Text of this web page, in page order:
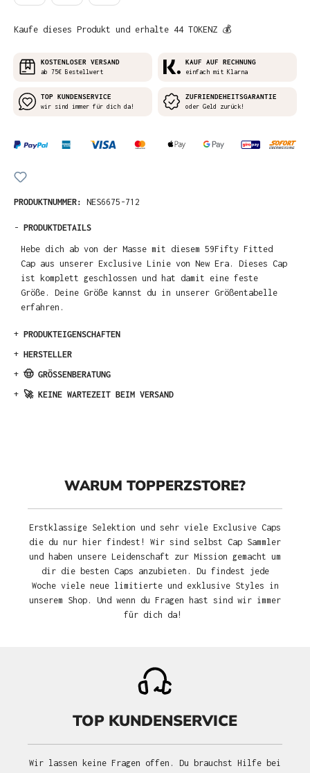
Kaufe dieses Produkt und erhalte 44 TOKENZ 💰
KOSTENLOSER VERSAND
ab 75€ Bestellwert
KAUF AUF RECHNUNG
einfach mit Klarna
TOP KUNDENSERVICE
wir sind immer für dich da!
ZUFRIENDEHEITSGARANTIE
oder Geld zurück!
PRODUKTNUMMER: NES6675-712
- PRODUKTDETAILS
Hebe dich ab von der Masse mit diesem 59Fifty Fitted
Cap aus unserer Exclusive Linie von New Era. Dieses Cap
ist komplett geschlossen und hat damit eine feste
Größe. Deine Größe kannst du in unserer Größentabelle
erfahren.
+ PRODUKTEIGENSCHAFTEN
+ HERSTELLER
+ 🤠 GRÖSSENBERATUNG
+ 🚀 KEINE WARTEZEIT BEIM VERSAND
WARUM TOPPERZSTORE?
Erstklassige Selektion und sehr viele Exclusive Caps
die du nur hier findest! Wir sind selbst Cap Sammler
und haben unsere Leidenschaft zur Mission gemacht um
dir die besten Caps anzubieten. Du findest jede
Woche viele neue limitierte und exklusive Styles in
unserem Shop. Und wenn du Fragen hast sind wir immer
für dich da!
TOP KUNDENSERVICE
Wir lassen keine Fragen offen. Du brauchst Hilfe bei